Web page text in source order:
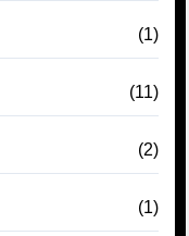
(1)
(11)
(2)
(1)